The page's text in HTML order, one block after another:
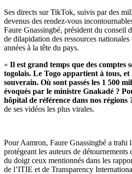
Ses directs sur TikTok, suivis par des
devenus des rendez-vous
Faure Gnassingbé, président du conseil
de dilapidation des ressources
années à la tête du pays.
« Il est grand temps que des comptes
togolais. Le Togo appartient à tous, et
souverain. Où sont passés les 1 500
évoqués par le ministre Gnakadé ?
hôpital de référence dans nos régions
de ses vidéos les plus virales.
Pour Aamron, Faure Gnassingbé a trahi
protégeant les auteurs de
du doigt ceux mentionnés dans les
de l’ITIE et de Transparency